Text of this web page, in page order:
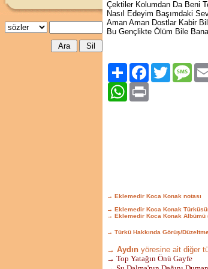
Çektiler Kolumdan Da Beni
Nasıl Edeyim Başımdaki
Aman Aman Dostlar Kabir
Bu Gençlikte Ölüm Bile
Paylaş FacebookTwitter
WhatsApp
→ Eklemedir Koca Konak notası
→ Eklemedir Koca Konak
→ Eklemedir Koca Konak Albümü
→ Türkü Hakkında Görüş/
→ Aydın yöresine ait diğer
→ Top Yatağın Önü Gayfe